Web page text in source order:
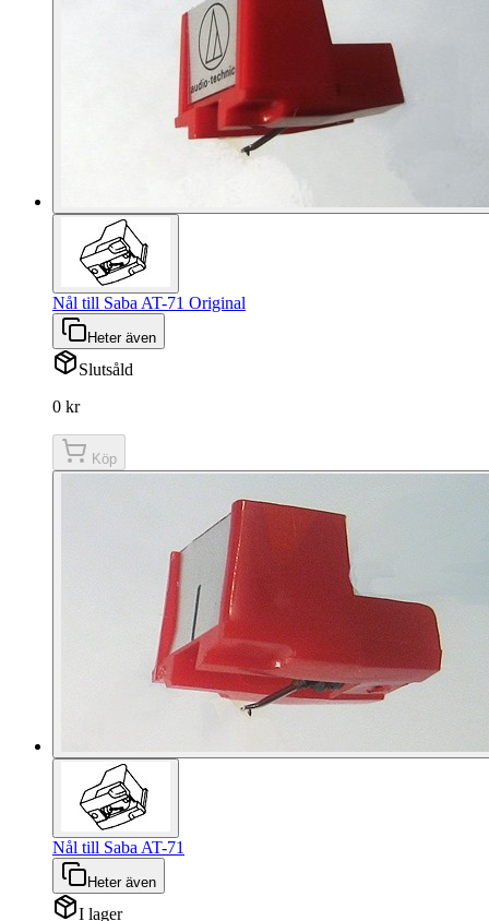
Nål till Saba AT-71 Original
Heter även
Slutsåld
0 kr
Köp
Nål till Saba AT-71
Heter även
I lager